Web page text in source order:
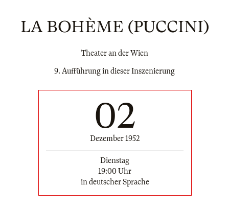
LA BOHÈME (PUCCINI)
Theater an der Wien
9. Aufführung in dieser Inszenierung
02
Dezember 1952
Dienstag
19:00 Uhr
in deutscher Sprache